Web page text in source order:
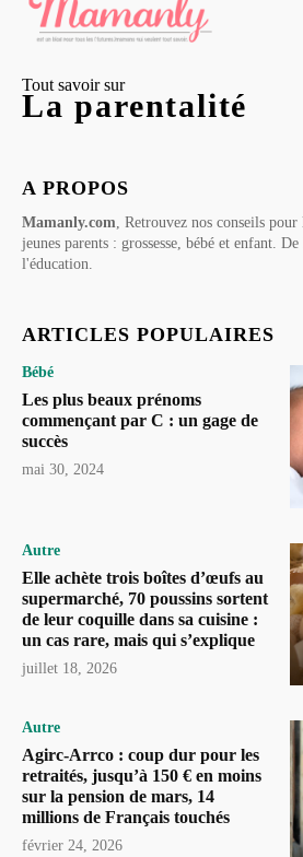
Tout savoir sur
La parentalité
A PROPOS
Mamanly.com, Retrouvez nos conseils
jeunes parents : grossesse, bébé et enfant.
l'éducation.
ARTICLES POPULAIRES
Bébé
Les plus beaux prénoms
commençant par C : un gage de
succès
mai 30, 2024
Autre
Elle achète trois boîtes d’œufs au
supermarché, 70 poussins sortent
de leur coquille dans sa cuisine :
un cas rare, mais qui s’explique
juillet 18, 2026
Autre
Agirc-Arrco : coup dur pour les
retraités, jusqu’à 150 € en moins
sur la pension de mars, 14
millions de Français touchés
février 24, 2026